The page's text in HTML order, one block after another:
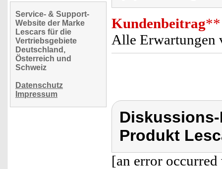
Service- & Support-
Website der Marke
Lescars für die
Vertriebsgebiete
Deutschland,
Österreich und
Schweiz
Datenschutz
Impressum
Kundenbeitrag**
Alle
Produkt
[an error